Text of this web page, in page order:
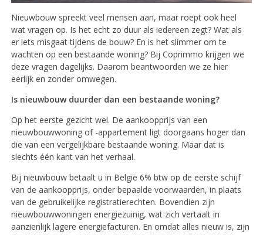
Nieuwbouw spreekt veel mensen aan, maar roept ook heel
wat vragen op. Is het echt zo duur als iedereen zegt? Wat als
er iets misgaat tijdens de bouw? En is het slimmer om te
wachten op een bestaande woning? Bij Coprimmo krijgen we
deze vragen dagelijks. Daarom beantwoorden we ze hier
eerlijk en zonder omwegen.
Is nieuwbouw duurder dan een bestaande woning?
Op het eerste gezicht wel. De aankoopprijs van een
nieuwbouwwoning of -appartement ligt doorgaans hoger dan
die van een vergelijkbare bestaande woning. Maar dat is
slechts één kant van het verhaal.
Bij nieuwbouw betaalt u in België 6% btw op de eerste schijf
van de aankoopprijs, onder bepaalde voorwaarden, in plaats
van de gebruikelijke registratierechten. Bovendien zijn
nieuwbouwwoningen energiezuinig, wat zich vertaalt in
aanzienlijk lagere energiefacturen. En omdat alles nieuw is, zijn